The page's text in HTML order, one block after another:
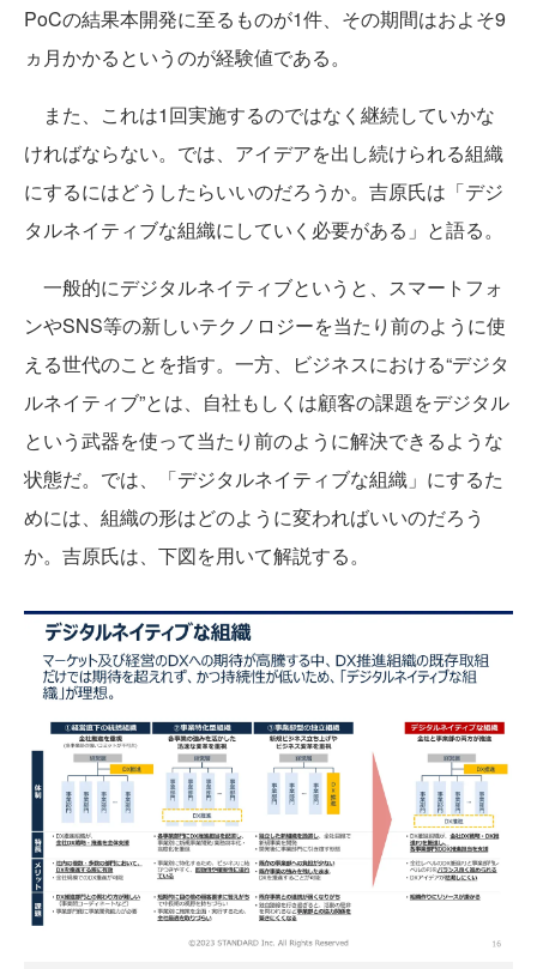
PoCの結果本開発に至るものが1件、その期間はおよそ9
ヵ月かかるというのが経験値である。
また、これは1回実施するのではなく継続していかな
ければならない。では、アイデアを出し続けられる組織
にするにはどうしたらいいのだろうか。吉原氏は「デジ
タルネイティブな組織にしていく必要がある」と語る。
一般的にデジタルネイティブというと、スマートフォ
ンやSNS等の新しいテクノロジーを当たり前のように使
える世代のことを指す。一方、ビジネスにおける“デジタ
ルネイティブ”とは、自社もしくは顧客の課題をデジタル
という武器を使って当たり前のように解決できるような
状態だ。では、「デジタルネイティブな組織」にするた
めには、組織の形はどのように変わればいいのだろう
か。吉原氏は、下図を用いて解説する。